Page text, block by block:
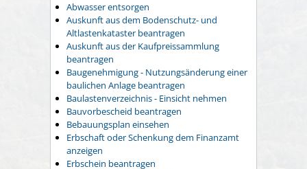
Abwasser entsorgen
Auskunft aus dem Bodenschutz- und
Altlastenkataster beantragen
Auskunft aus der Kaufpreissammlung
beantragen
Baugenehmigung - Nutzungsänderung einer
baulichen Anlage beantragen
Baulastenverzeichnis - Einsicht nehmen
Bauvorbescheid beantragen
Bebauungsplan einsehen
Erbschaft oder Schenkung dem Finanzamt
anzeigen
Erbschein beantragen